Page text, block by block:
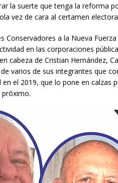
la suerte que tenga la reforma
vez de cara al certamen
Conservadores a la Nueva
en las corporaciones
cabeza de Cristian Hernández,
varios de sus integrantes que
el 2019, que lo pone en calzas
próximo.